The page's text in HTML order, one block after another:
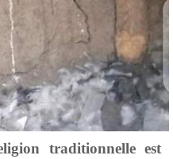
traditionnelle est